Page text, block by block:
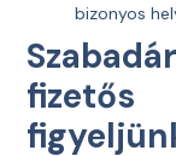
bizonyos
fizetős